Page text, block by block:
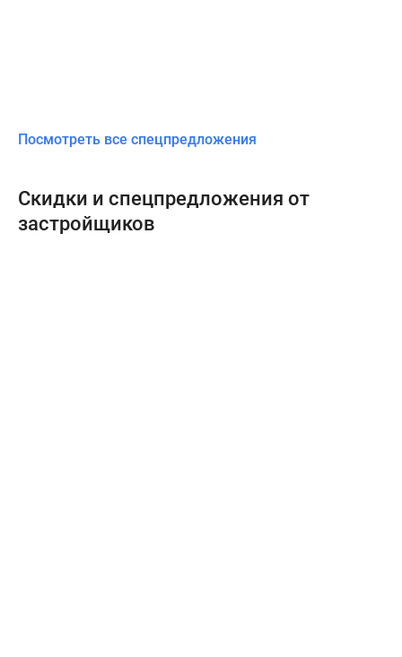
Посмотреть все спецпредложения
Скидки и спецпредложения от
застройщиков